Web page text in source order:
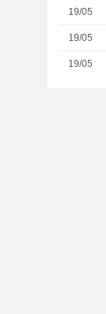
19/05
19/05
19/05